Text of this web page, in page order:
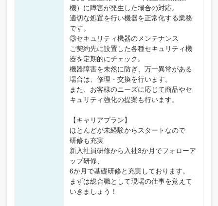
機）に障害が発生した場合の対応。
適切な処置を行い機器を正常化する業務
です。
③セキュリティ機器のメンテナンス
ご契約先に設置した各種セキュリティ機
器を定期的にチェック。
機器障害を未然に防ぎ、万一異常がある
場合は、修理・交換を行います。
また、お客様のニーズに応じて商品やセ
キュリティ強化の提案も行います。
【キャリアプラン】
ほとんどが未経験からスタートなので
研修も充実
新入社員研修から入社3か月でフォローア
ップ研修、
6か月で基礎研修と充実しております。
まずは総合職として現場の仕事を覚えて
いきましょう！